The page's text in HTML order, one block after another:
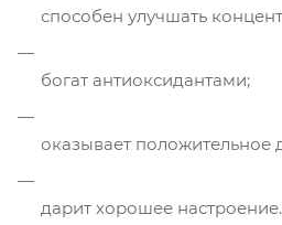
способен улучшать
богат антиоксидантами;
оказывает положительное
дарит хорошее настроение.